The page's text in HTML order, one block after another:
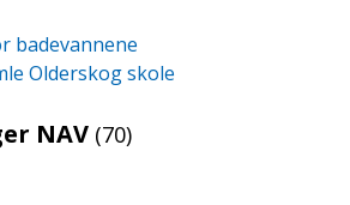
badevannene
Olderskog skole
NAV (70)